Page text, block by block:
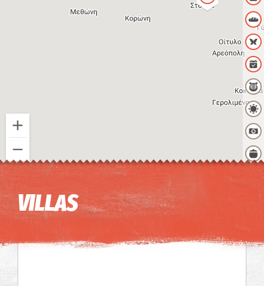
Η εικόνα ενδέχεται να υπόκειται σε πνευματικά δικαιώματα Όροι
VILLAS